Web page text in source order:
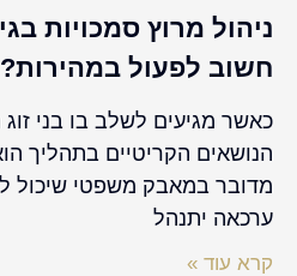
ניהול מרוץ סמכויות
חשוב לפעול במהירות?
כאשר מגיעים לשלב בו בני
הנושאים הקריטיים בתהליך
מדובר במאבק משפטי שיכול
ערכאה יתנהל
קרא עוד »